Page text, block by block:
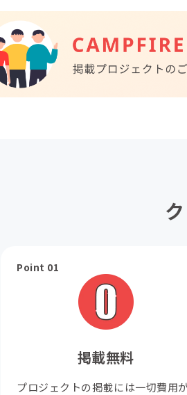
Point 01
掲載無料
プロジェクトの掲載には一切費用